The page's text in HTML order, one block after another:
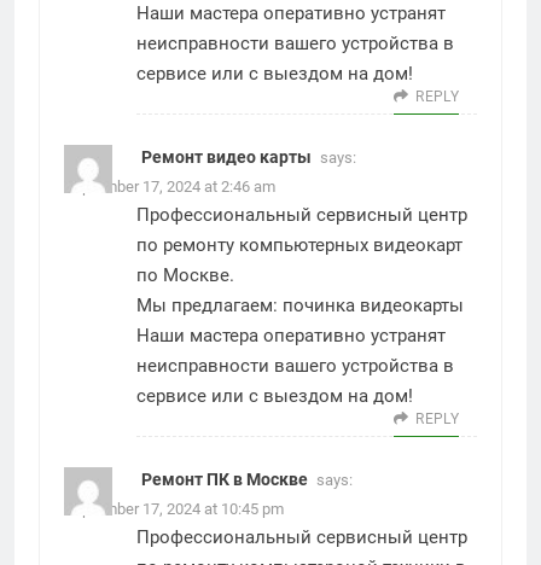
Наши мастера оперативно устранят
неисправности вашего устройства в
сервисе или с выездом на дом!
REPLY
Ремонт видео карты says:
September 17, 2024 at 2:46 am
Профессиональный сервисный центр
по ремонту компьютерных видеокарт
по Москве.
Мы предлагаем: починка видеокарты
Наши мастера оперативно устранят
неисправности вашего устройства в
сервисе или с выездом на дом!
REPLY
Ремонт ПК в Москве says:
September 17, 2024 at 10:45 pm
Профессиональный сервисный центр